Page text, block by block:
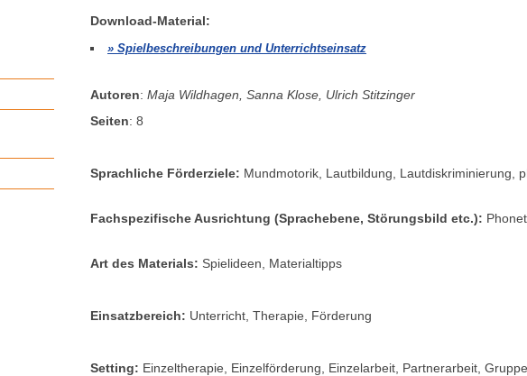
Download-Material:
Spielbeschreibungen und Unterrichtseinsatz
Autoren: Maja Wildhagen, Sanna Klose, Ulrich Stitzinger
Seiten: 8
Sprachliche Förderziele: Mundmotorik, Lautbildung, Lautdiskriminierung,
Fachspezifische Ausrichtung (Sprachebene, Störungsbild etc.):
Art des Materials: Spielideen, Materialtipps
Einsatzbereich: Unterricht, Therapie, Förderung
Setting: Einzeltherapie, Einzelförderung, Einzelarbeit, Partnerarbeit,